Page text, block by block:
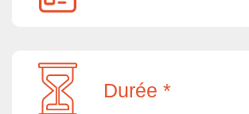
Durée *